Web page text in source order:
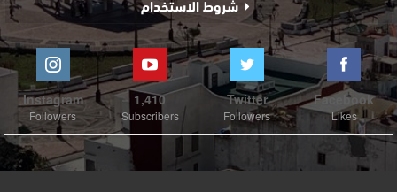
شروط الاستخدام
Facebook
Likes
Twitter
Followers
1,410
Subscribers
Instagram
Followers